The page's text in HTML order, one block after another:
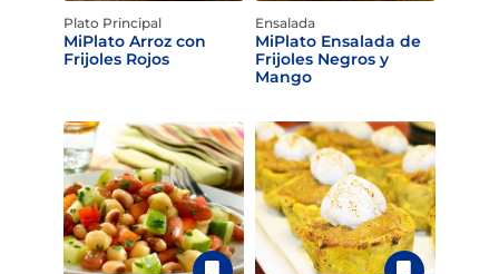
Plato Principal
MiPlato Arroz con
Frijoles Rojos
Ensalada
MiPlato Ensalada de
Frijoles Negros y
Mango